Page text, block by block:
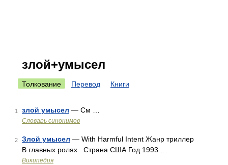
злой+умысел
Толкование Перевод Книги
1 злой умысел — См …
Словарь синонимов
2 Злой умысел — With Harmful Intent Жанр триллер
В главных ролях Страна США Год 1993 …
Википедия